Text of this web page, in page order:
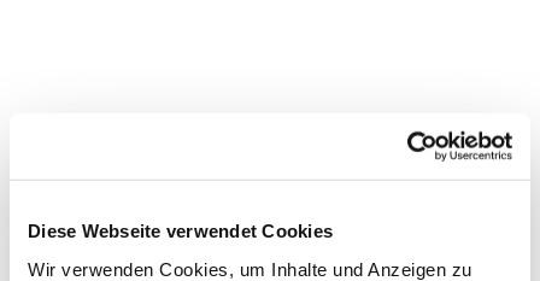
Diese Webseite verwendet Cookies
Wir verwenden Cookies, um Inhalte und Anzeigen zu
Dies könnte Sie auch
interessieren